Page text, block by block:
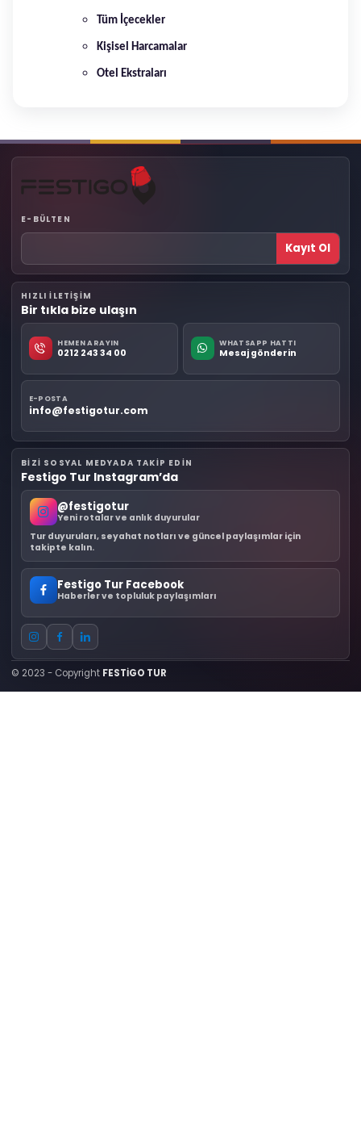
Tüm İçecekler
Kişisel Harcamalar
Otel Ekstraları
E-BÜLTEN
Kayıt Ol
HIZLI ILETIŞIM
Bir tıkla bize ulaşın
HEMEN ARAYIN
0212 243 34 00
WHATSAPP HATTI
Mesaj gönderin
E-POSTA
info@festigotur.com
BIZI SOSYAL MEDYADA TAKIP EDIN
Festigo Tur Instagram’da
@festigotur
Yeni rotalar ve anlık duyurular
Tur duyuruları, seyahat notları ve güncel paylaşımlar için
takipte kalın.
Festigo Tur Facebook
Haberler ve topluluk paylaşımları
© 2023 - Copyright FESTİGO TUR